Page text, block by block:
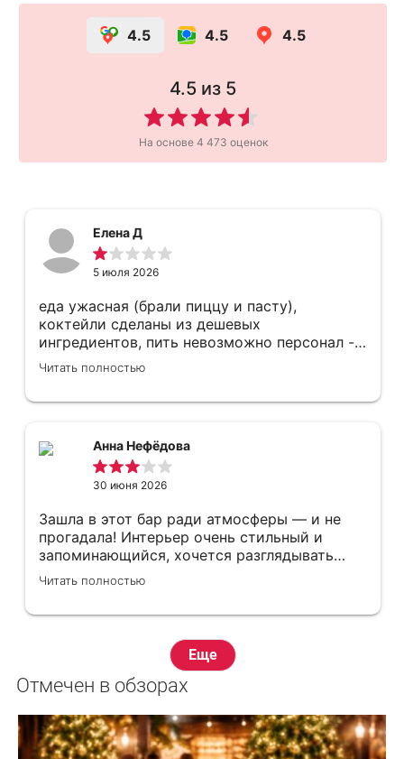
4.5 4.5 4.5
4.5 из 5
На основе 4 473 оценок
Елена Д
5 июля 2026
еда ужасная (брали пиццу и пасту),
коктейли сделаны из дешевых
ингредиентов, пить невозможно персонал -
молодые ребята, которые ходят парами,
заказы путают просили оплатить переводом
Читать полностью
Анна Нефёдова
30 июня 2026
Зашла в этот бар ради атмосферы — и не
прогадала! Интерьер очень стильный и
запоминающийся, хочется разглядывать
детали. Еда вкусная, всё свежее и сочное.
Но есть и минусы: персонал не слишком
молодёжи — бывает шумно, так что для
спокойного вечера место не идеально. В
целом, ради интерьера и еды сюда точно
Читать полностью
Еще
Отмечен в обзорах